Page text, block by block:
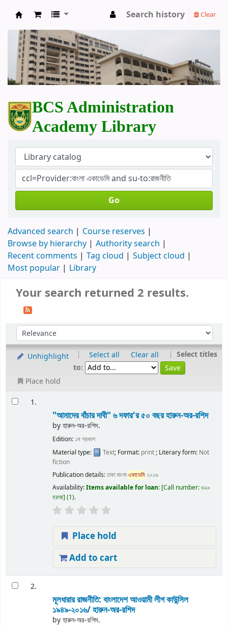
BCS Administration Academy Library
Search history Clear
BCS Administration
Academy Library
Go
Advanced search
Course reserves
Browse by hierarchy
Authority search
Recent comments
Tag cloud
Subject cloud
Most popular
Library
Your search returned 2 results.
Unhighlight | Select all Clear all | Select titles
to:
Place hold
1.
"আমাদের বাঁচার দাবী" ৬ দফার'র ৫০ বছরহারুন-অর-রশিদ
byহারুন-অর-রশিদ.
Edition: ১ম প্রকাশ
Material type:
Text; Format: print ; Literary form: Not
fiction
Publication details:ঢাকাবাংলাএকাডেমি ২০১৬
Availability:Items available for loan: Call number:৩২০
হরআ (1).
Place hold
Add to cart
2.
মূলধারার রাজনীতি: বাংলাদেশ আওয়ামী লীগ কাউন্সিল
১৯৪৯-২০১৬/হারুন-অর-রশিদ
byহারুন-অর-রশিদ.